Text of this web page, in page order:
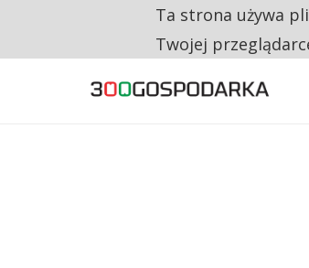
RESTRYKCJE CHIN
Ta strona używa
Twojej